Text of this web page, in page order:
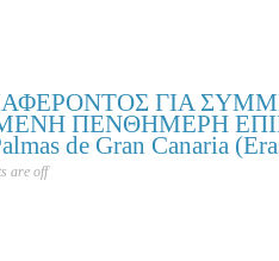
ΓΙΑ
ΠΕΝΘΗΜΕΡΗ
de Gran Canaria
are off